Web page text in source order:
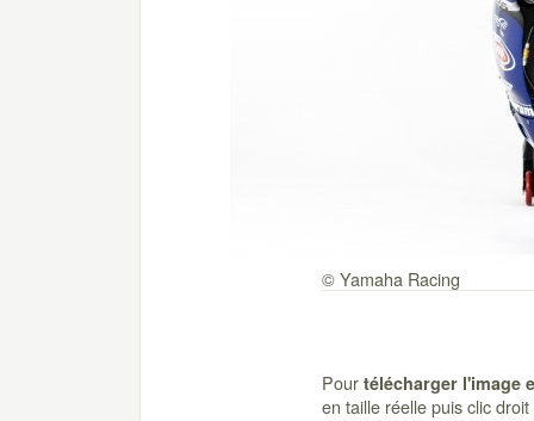
© Yamaha Racing
Pour télécharger l'image
en taille réelle puis clic